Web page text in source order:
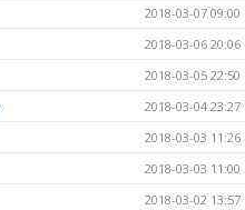
2018-03-07 09:00
2018-03-06 20:06
2018-03-05 22:50
2018-03-04 23:27
2018-03-03 11:26
2018-03-03 11:00
2018-03-02 13:57